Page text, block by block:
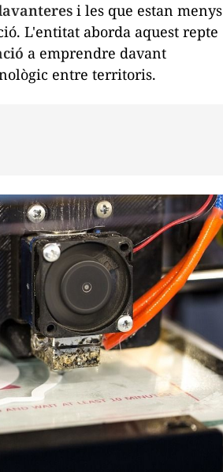
i les que estan menys
L'entitat aborda aquest repte
a emprendre davant
entre territoris.